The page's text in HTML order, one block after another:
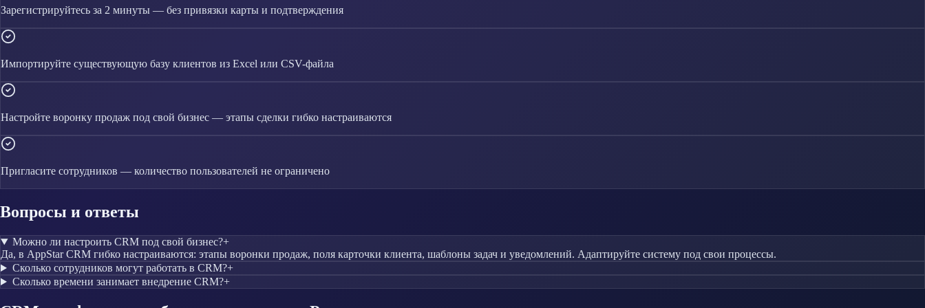
Зарегистрируйтесь за 2 минуты — без привязки карты и подтверждения
Импортируйте существующую базу клиентов из Excel или CSV-файла
Настройте воронку продаж под свой бизнес — этапы сделки гибко настраиваются
Пригласите сотрудников — количество пользователей не ограничено
Вопросы и ответы
Можно ли настроить CRM под свой бизнес?+
Да, в AppStar CRM гибко настраиваются: этапы воронки продаж, поля карточки клиента, шаблоны задач и уведомлений. Адаптируйте систему под свои процессы.
Сколько сотрудников могут работать в CRM?+
Сколько времени занимает внедрение CRM?+